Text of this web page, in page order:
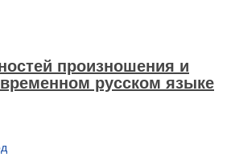
произношения и
русском языке